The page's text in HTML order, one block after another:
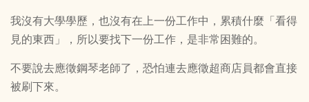
我沒有大學學歷，也沒有在上一份工作中，累積什麼「看得
見的東西」，所以要找下一份工作，是非常困難的。
不要說去應徵鋼琴老師了，恐怕連去應徵超商店員都會直接
被刷下來。